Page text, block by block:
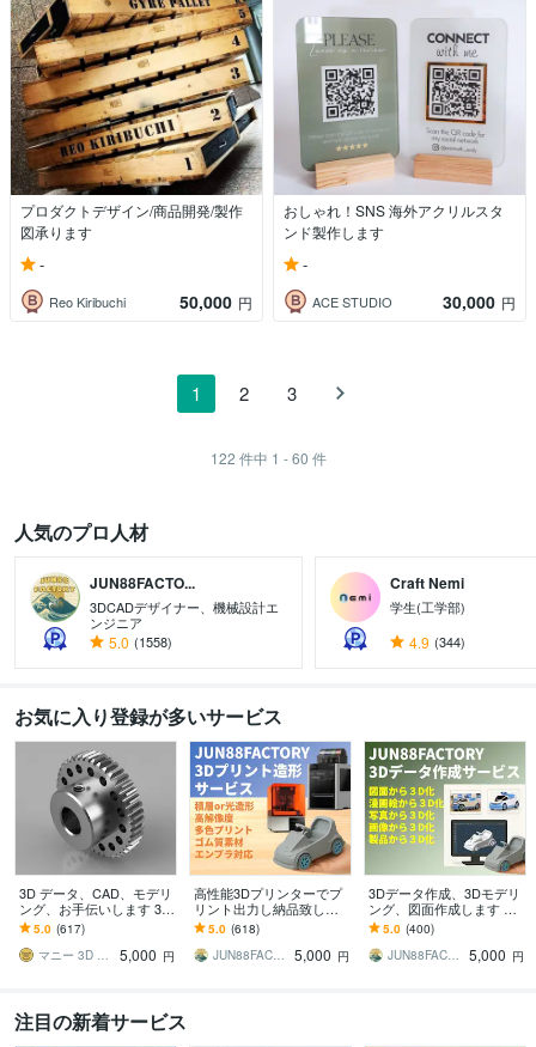
プロダクトデザイン/商品開発/製作
図承ります
-
Reo Kiribuchi 50,000 円
おしゃれ！SNS 海外アクリルスタ
ンド製作します
-
ACE STUDIO 30,000 円
1 2 3
122 件中 1 - 60 件
人気のプロ人材
JUN88FACTO...
3DCADデザイナー、機械設計エ
ンジニア
5.0 (1558)
Craft Nemi
学生(工学部)
4.9 (344)
お気に入り登録が多いサービス
3D データ、CAD、モデリ
ング、お手伝いします 3D
図面作成、設計、シリコ
ン型、クラファンサポー
トまで対応。
5.0 (617)
マニー 3D CAD モデリング
5,000 円
高性能3Dプリンターでプ
リント出力し納品致しま
す 3Dデータを3Dプリント
し納品致します！
5.0 (618)
JUN88FACTORY
5,000 円
3Dデータ作成、3Dモデリ
ング、図面作成します ア
クセサリー、3Dプリン
ト、3Dデータ、モデリン
グします！！
5.0 (400)
JUN88FACTORY
5,000 円
注目の新着サービス